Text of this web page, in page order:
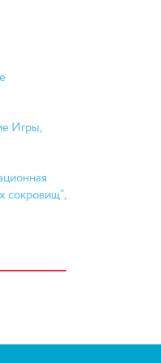
Игры,
сокровищ”,